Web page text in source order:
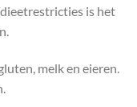
is het
melk en eieren.